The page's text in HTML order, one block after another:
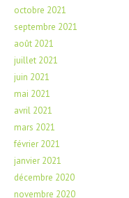
octobre 2021
septembre 2021
août 2021
juillet 2021
juin 2021
mai 2021
avril 2021
mars 2021
février 2021
janvier 2021
décembre 2020
novembre 2020